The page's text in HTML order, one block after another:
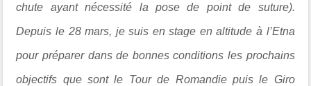
chute ayant nécessité la pose de point de suture).
Depuis le 28 mars, je suis en stage en altitude à l’Etna
pour préparer dans de bonnes conditions les prochains
objectifs que sont le Tour de Romandie puis le Giro